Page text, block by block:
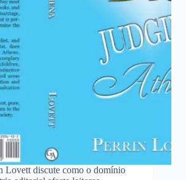
Lovett discute como o domínio